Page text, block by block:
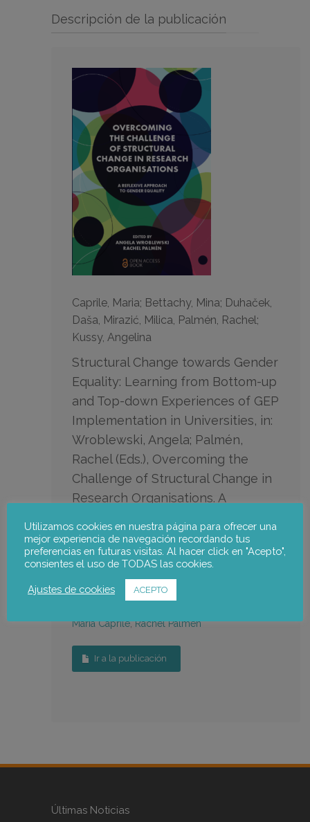
Descripción de la publicación
Caprile, Maria; Bettachy, Mina; Duhaček,
Daša, Mirazić, Milica, Palmén, Rachel;
Kussy, Angelina
Structural Change towards Gender
Equality: Learning from Bottom-up
and Top-down Experiences of GEP
Implementation in Universities, in:
Wroblewski, Angela; Palmén,
Rachel (Eds.), Overcoming the
Challenge of Structural Change in
Research Organisations. A
equality
Bingley: Emerald.pp. 161-179pp. 15-32
Equipo de notus:
Maria Caprile,Rachel Palmén
Ir a la publicación
Últimas Noticias
Utilizamos cookies en nuestra página para ofrecer una
mejor experiencia de navegación recordando tus
preferencias en futuras visitas. Al hacer click en "Acepto",
consientes el uso de TODAS las cookies.
Ajustes de cookies ACEPTO